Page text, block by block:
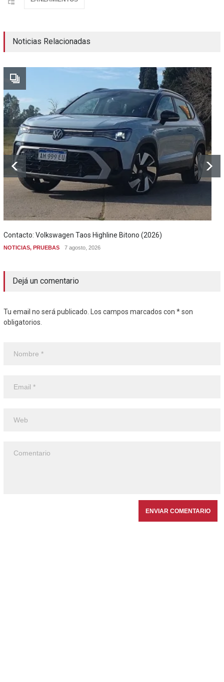
Noticias Relacionadas
Contacto: Volkswagen Taos Highline Bitono (2026)
NOTICIAS, PRUEBAS 7 agosto, 2026
Dejá un comentario
Tu email no será publicado. Los campos marcados con * son
obligatorios.